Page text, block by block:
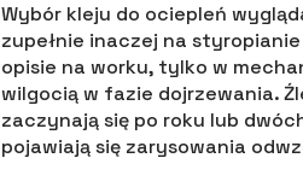
Wybór kleju do ociepleń
zupełnie inaczej na
opisie na worku, tylko w
wilgocią w fazie dojrzewania.
zaczynają się po roku lub
pojawiają się zarysowania